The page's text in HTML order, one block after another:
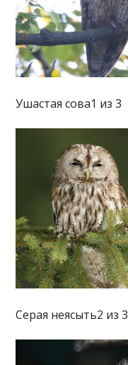
Ушастая сова1 из 3
Серая неясыть2 из 3